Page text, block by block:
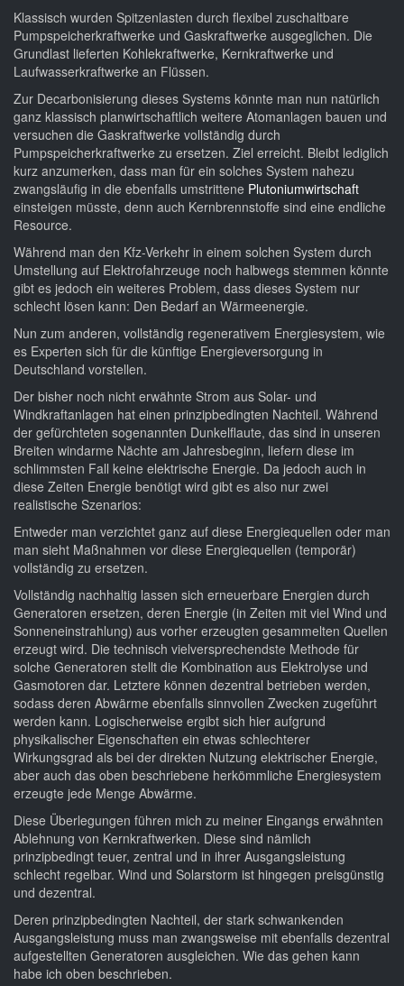
Klassisch wurden Spitzenlasten durch flexibel zuschaltbare
Pumpspeicherkraftwerke und Gaskraftwerke ausgeglichen. Die
Grundlast lieferten Kohlekraftwerke, Kernkraftwerke und
Laufwasserkraftwerke an Flüssen.
Zur Decarbonisierung dieses Systems könnte man nun natürlich
ganz klassisch planwirtschaftlich weitere Atomanlagen bauen und
versuchen die Gaskraftwerke vollständig durch
Pumpspeicherkraftwerke zu ersetzen. Ziel erreicht. Bleibt lediglich
kurz anzumerken, dass man für ein solches System nahezu
zwangsläufig in die ebenfalls umstrittene Plutoniumwirtschaft
einsteigen müsste, denn auch Kernbrennstoffe sind eine endliche
Resource.
Während man den Kfz-Verkehr in einem solchen System durch
Umstellung auf Elektrofahrzeuge noch halbwegs stemmen könnte
gibt es jedoch ein weiteres Problem, dass dieses System nur
schlecht lösen kann: Den Bedarf an Wärmeenergie.
Nun zum anderen, vollständig regenerativem Energiesystem, wie
es Experten sich für die künftige Energieversorgung in
Deutschland vorstellen.
Der bisher noch nicht erwähnte Strom aus Solar- und
Windkraftanlagen hat einen prinzipbedingten Nachteil. Während
der gefürchteten sogenannten Dunkelflaute, das sind in unseren
Breiten windarme Nächte am Jahresbeginn, liefern diese im
schlimmsten Fall keine elektrische Energie. Da jedoch auch in
diese Zeiten Energie benötigt wird gibt es also nur zwei
realistische Szenarios:
Entweder man verzichtet ganz auf diese Energiequellen oder man
man sieht Maßnahmen vor diese Energiequellen (temporär)
vollständig zu ersetzen.
Vollständig nachhaltig lassen sich erneuerbare Energien durch
Generatoren ersetzen, deren Energie (in Zeiten mit viel Wind und
Sonneneinstrahlung) aus vorher erzeugten gesammelten Quellen
erzeugt wird. Die technisch vielversprechendste Methode für
solche Generatoren stellt die Kombination aus Elektrolyse und
Gasmotoren dar. Letztere können dezentral betrieben werden,
sodass deren Abwärme ebenfalls sinnvollen Zwecken zugeführt
werden kann. Logischerweise ergibt sich hier aufgrund
physikalischer Eigenschaften ein etwas schlechterer
Wirkungsgrad als bei der direkten Nutzung elektrischer Energie,
aber auch das oben beschriebene herkömmliche Energiesystem
erzeugte jede Menge Abwärme.
Diese Überlegungen führen mich zu meiner Eingangs erwähnten
Ablehnung von Kernkraftwerken. Diese sind nämlich
prinzipbedingt teuer, zentral und in ihrer Ausgangsleistung
schlecht regelbar. Wind und Solarstorm ist hingegen preisgünstig
und dezentral.
Deren prinzipbedingten Nachteil, der stark schwankenden
Ausgangsleistung muss man zwangsweise mit ebenfalls dezentral
aufgestellten Generatoren ausgleichen. Wie das gehen kann
habe ich oben beschrieben.